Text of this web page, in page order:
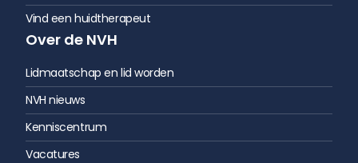
Vind een huidtherapeut
Over de NVH
Lidmaatschap en lid worden
NVH nieuws
Kenniscentrum
Vacatures